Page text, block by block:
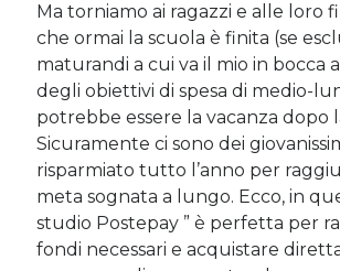
Ma torniamo ai ragazzi e alle loro
che ormai la scuola è finita (se
maturandi a cui va il mio in bocca
degli obiettivi di spesa di medio-
potrebbe essere la vacanza dopo
Sicuramente ci sono dei
risparmiato tutto l’anno per
meta sognata a lungo. Ecco, in
studio Postepay ” è perfetta per
fondi necessari e acquistare